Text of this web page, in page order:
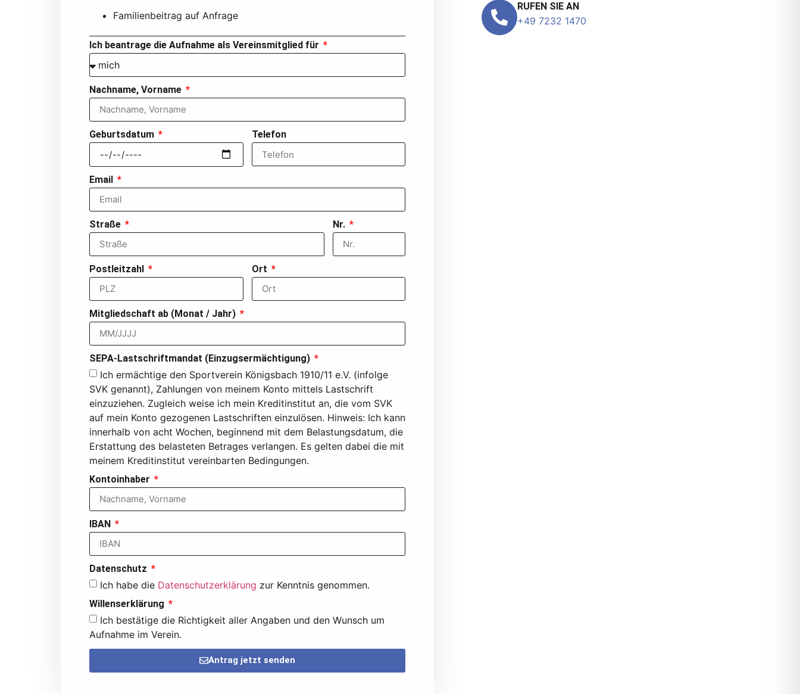
Familienbeitrag auf Anfrage
Ich beantrage die Aufnahme als Vereinsmitglied für
Nachname, Vorname
Geburtsdatum Telefon
Email
Straße Nr.
Postleitzahl Ort
Mitgliedschaft ab (Monat / Jahr)
SEPA-Lastschriftmandat (Einzugsermächtigung)
Ich ermächtige den Sportverein Königsbach 1910/11 e.V. (infolge
SVK genannt), Zahlungen von meinem Konto mittels Lastschrift
einzuziehen. Zugleich weise ich mein Kreditinstitut an, die vom SVK
auf mein Konto gezogenen Lastschriften einzulösen. Hinweis: Ich kann
innerhalb von acht Wochen, beginnend mit dem Belastungsdatum, die
Erstattung des belasteten Betrages verlangen. Es gelten dabei die mit
meinem Kreditinstitut vereinbarten Bedingungen.
Kontoinhaber
IBAN
Datenschutz
Ich habe die Datenschutzerklärung zur Kenntnis genommen.
Willenserklärung
Ich bestätige die Richtigkeit aller Angaben und den Wunsch um
Aufnahme im Verein.
Antrag jetzt senden
RUFEN SIE AN
+49 7232 1470